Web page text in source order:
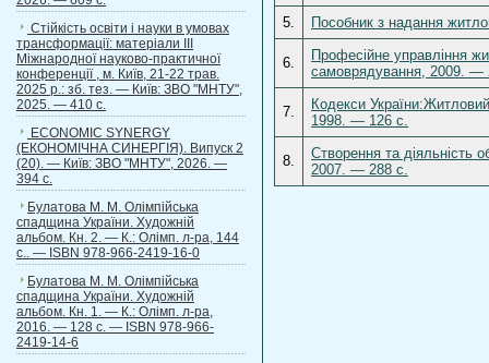
Стійкість освіти і науки в умовах
трансформації: матеріали ІІІ
Міжнародної науково-практичної
конференції , м. Київ, 21-22 трав.
2025 р.: зб. тез. — Київ: ЗВО "МНТУ",
2025. — 410 с.
ECONOMIC SYNERGY
(ЕКОНОМІЧНА СИНЕРГІЯ). Випуск 2
(20). — Київ: ЗВО "МНТУ", 2026. —
394 с.
Булатова М. М. Олімпійська
спадщина України. Художній
альбом. Кн. 2. — К.: Олімп. л-ра, 144
с.. — ISBN 978-966-2419-16-0
Булатова М. М. Олімпійська
спадщина України. Художній
альбом. Кн. 1. — К.: Олімп. л-ра,
2016. — 128 с. — ISBN 978-966-
2419-14-6
5.
Пособник з надання
6.
Професійне управління
самоврядування, 2009. —
7.
Кодекси
1998. — 126 c.
8.
Створення та діяльність
2007. — 288 с.